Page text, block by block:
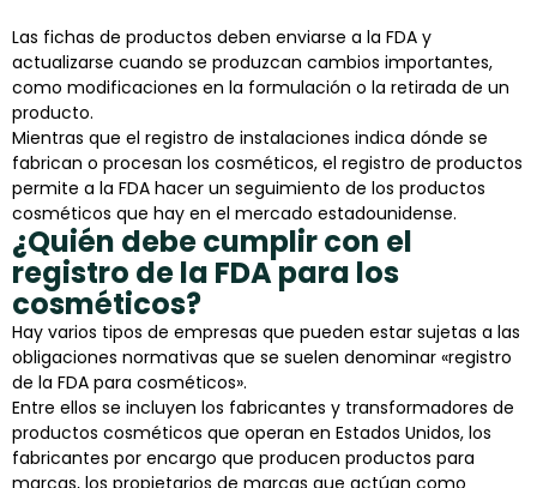
Las fichas de productos deben enviarse a la FDA y
actualizarse cuando se produzcan cambios importantes,
como modificaciones en la formulación o la retirada de un
producto.
Mientras que el registro de instalaciones indica dónde se
fabrican o procesan los cosméticos, el registro de productos
permite a la FDA hacer un seguimiento de los productos
cosméticos que hay en el mercado estadounidense.
¿Quién debe cumplir con el
registro de la FDA para los
cosméticos?
Hay varios tipos de empresas que pueden estar sujetas a las
obligaciones normativas que se suelen denominar «registro
de la FDA para cosméticos».
Entre ellos se incluyen los fabricantes y transformadores de
productos cosméticos que operan en Estados Unidos, los
fabricantes por encargo que producen productos para
marcas, los propietarios de marcas que actúan como